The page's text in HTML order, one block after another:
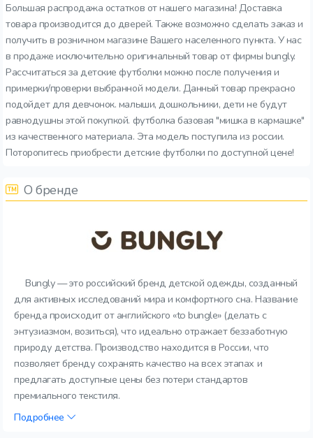
Большая распродажа остатков от нашего магазина! Доставка
товара производится до дверей. Также возможно сделать заказ и
получить в розничном магазине Вашего населенного пункта. У нас
в продаже исключительно оригинальный товар от фирмы bungly.
Рассчитаться за детские футболки можно после получения и
примерки/проверки выбранной модели. Данный товар прекрасно
подойдет для девчонок. малыши, дошкольники, дети не будут
равнодушны этой покупкой. футболка базовая "мишка в кармашке"
из качественного материала. Эта модель поступила из россии.
Поторопитесь приобрести детские футболки по доступной цене!
О бренде
Bungly — это российский бренд детской одежды, созданный
для активных исследований мира и комфортного сна. Название
бренда происходит от английского «to bungle» (делать с
энтузиазмом, возиться), что идеально отражает беззаботную
природу детства. Производство находится в России, что
позволяет бренду сохранять качество на всех этапах и
предлагать доступные цены без потери стандартов
премиального текстиля.
Подробнее